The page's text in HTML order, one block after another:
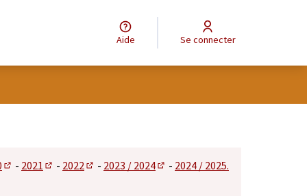
Aide Se connecter
(S'ouvre dans un nouvel onglet)
- 2021
(S'ouvre dans un nouvel onglet)
- 2022
(S'ouvre dans un nouvel onglet)
- 2023 / 2024
(S'ouvre dans un nouvel onglet)
- 2024 / 2025.